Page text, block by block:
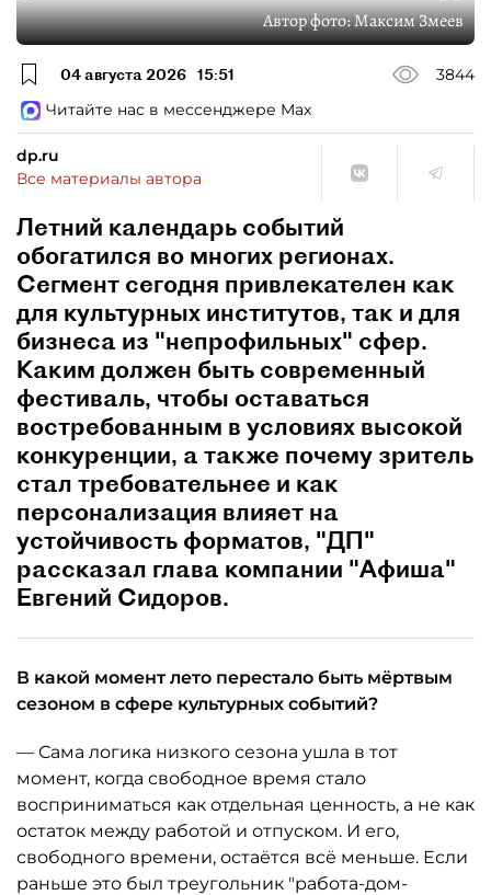
Автор фото:Максим Змеев
04 августа 2026 15:51
3844
Читайте нас в мессенджере Max
dp.ru
Все материалы автора
Летний календарь событий
обогатился во многих регионах.
Сегмент сегодня привлекателен как
для культурных институтов, так и для
бизнеса из "непрофильных" сфер.
Каким должен быть современный
фестиваль, чтобы оставаться
востребованным в условиях высокой
конкуренции, а также почему зритель
стал требовательнее и как
персонализация влияет на
устойчивость форматов, "ДП"
рассказал глава компании "Афиша"
Евгений Сидоров.
В какой момент лето перестало быть мёртвым
сезоном в сфере культурных событий?
— Сама логика низкого сезона ушла в тот
момент, когда свободное время стало
восприниматься как отдельная ценность, а не как
остаток между работой и отпуском. И его,
свободного времени, остаётся всё меньше. Если
раньше это был треугольник "работа-дом-